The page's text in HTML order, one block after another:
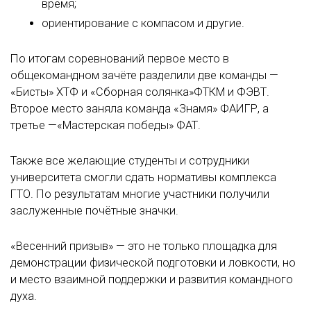
время;
ориентирование с компасом и другие.
По итогам соревнований первое место в
общекомандном зачёте разделили две команды —
«Бисты» ХТФ и «Сборная солянка»ФТКМ и ФЭВТ.
Второе место заняла команда «Знамя» ФАИГР, а
третье —«Мастерская победы» ФАТ.
Также все желающие студенты и сотрудники
университета смогли сдать нормативы комплекса
ГТО. По результатам многие участники получили
заслуженные почётные значки.
«Весенний призыв» — это не только площадка для
демонстрации физической подготовки и ловкости, но
и место взаимной поддержки и развития командного
духа.